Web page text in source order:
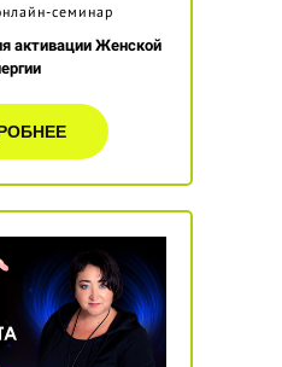
семинар
активации Женской